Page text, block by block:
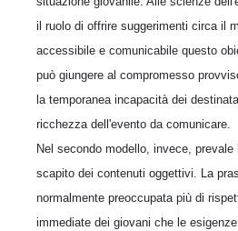
il ruolo di offrire suggerimenti circa il
accessibile e comunicabile questo
può giungere al compromesso
la temporanea incapacità dei
ricchezza dell'evento da comunicare.
Nel secondo modello, invece,
scapito dei contenuti oggettivi. La
normalmente preoccupata più di
immediate dei giovani che le